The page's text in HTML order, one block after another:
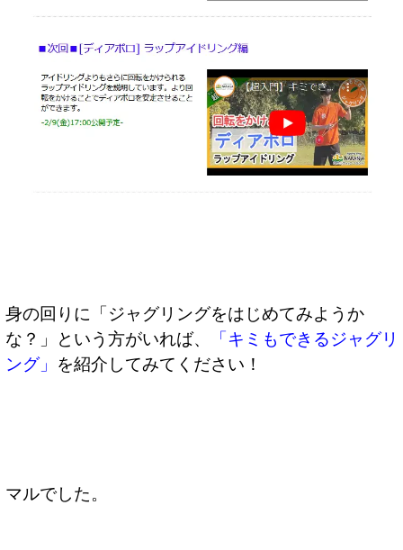
身の回りに「ジャグリングをはじめてみようか
な？」という方がいれば、
「キミもできるジャグリ
ング」 を紹介してみてください！
マルでした。